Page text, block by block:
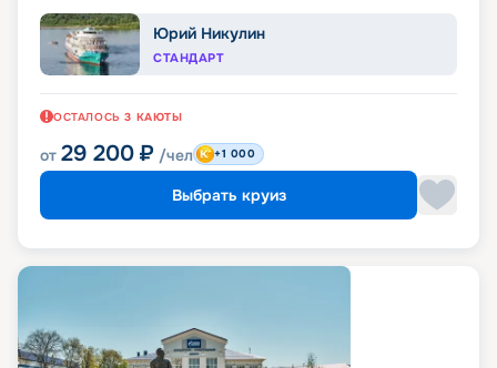
Юрий Никулин
СТАНДАРТ
ОСТАЛОСЬ 3 КАЮТЫ
от 29 200 ₽ /чел +1 000
Выбрать круиз